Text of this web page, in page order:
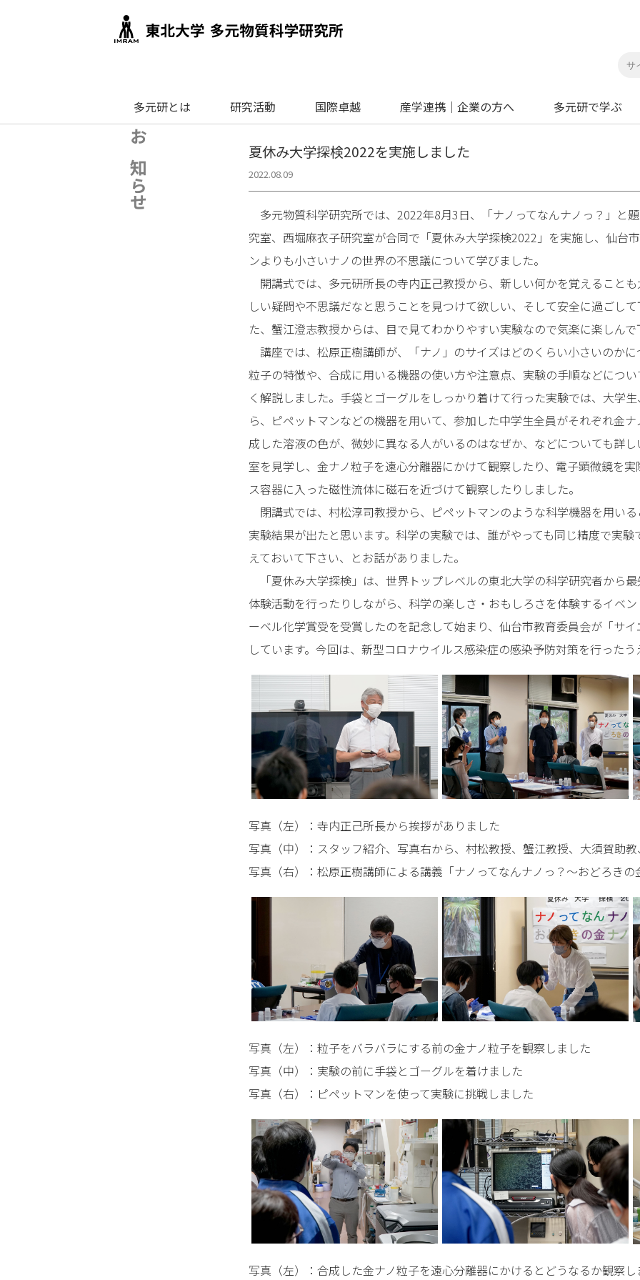
多元研とは 研究活動 国際卓越 産学連携｜企業の方へ 多元研で学ぶ
お知らせ 夏休み大学探検2022を実施しました
2022.08.09
多元物質科学研究所では、2022年8月3日、「ナノってなんナノっ？」と
究室、西堀麻衣子研究室が合同で「夏休み大学探検2022」を実施し、仙台
ンよりも小さいナノの世界の不思議について学びました。
開講式では、多元研所長の寺内正己教授から、新しい何かを覚えること
しい疑問や不思議だなと思うことを見つけて欲しい、そして安全に過ごし
た、蟹江澄志教授からは、目で見てわかりやすい実験なので気楽に楽しん
講座では、松原正樹講師が、「ナノ」のサイズはどのくらい小さいのか
粒子の特徴や、合成に用いる機器の使い方や注意点、実験の手順などにつ
く解説しました。手袋とゴーグルをしっかり着けて行った実験では、大学
ら、ピペットマンなどの機器を用いて、参加した中学生全員がそれぞれ金
成した溶液の色が、微妙に異なる人がいるのはなぜか、などについても詳
室を見学し、金ナノ粒子を遠心分離器にかけて観察したり、電子顕微鏡を
ス容器に入った磁性流体に磁石を近づけて観察したりしました。
閉講式では、村松淳司教授から、ピペットマンのような科学機器を用い
実験結果が出たと思います。科学の実験では、誰がやっても同じ精度で実
えておいて下さい、とお話がありました。
「夏休み大学探検」は、世界トップレベルの東北大学の科学研究者から
体験活動を行ったりしながら、科学の楽しさ・おもしろさを体験するイベ
ーベル化学賞受を受賞したのを記念して始まり、仙台市教育委員会が「サ
しています。今回は、新型コロナウイルス感染症の感染予防対策を行った
写真（左）：寺内正己所長から挨拶がありました
写真（中）：スタッフ紹介、写真右から、村松教授、蟹江教授、大須賀助
写真（右）：松原正樹講師による講義「ナノってなんナノっ？～おどろきの
写真（左）：粒子をバラバラにする前の金ナノ粒子を観察しました
写真（中）：実験の前に手袋とゴーグルを着けました
写真（右）：ピペットマンを使って実験に挑戦しました
写真（左）：合成した金ナノ粒子を遠心分離器にかけるとどうなるか観察